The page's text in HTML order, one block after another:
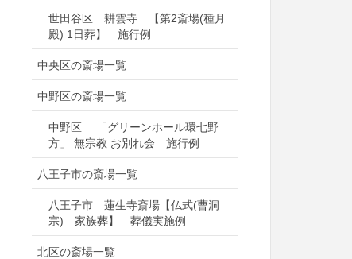
世田谷区 耕雲寺 【第2斎場(種月
殿) 1日葬】 施行例
中央区の斎場一覧
中野区の斎場一覧
中野区 「グリーンホール環七野
方」 無宗教 お別れ会 施行例
八王子市の斎場一覧
八王子市 蓮生寺斎場【仏式(曹洞
宗) 家族葬】 葬儀実施例
北区の斎場一覧